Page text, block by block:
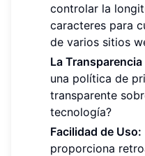
controlar la
caracteres para
de varios sitios
La
una política de
transparente
tecnología?
Facilidad de Uso:
proporciona